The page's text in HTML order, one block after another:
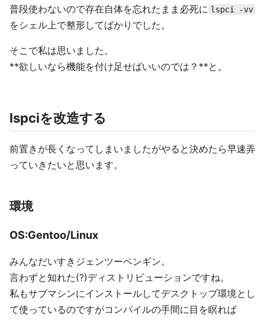
普段使わないので存在自体を忘れたまま必死に lspci -vv
をシェル上で整形してばかりでした。
そこで私は思いました。
**欲しいなら機能を付け足せばいいのでは？**と。
lspciを改造する
前置きが長くなってしまいましたがやると決めたら早速弄
っていきたいと思います。
環境
OS:Gentoo/Linux
みんなだいすきジェンツーペンギン。
言わずと知れた(?)ディストリビューションですね。
私もサブマシンにインストールしてデスクトップ環境とし
て使っているのですがコンパイルの手間に目を瞑れば